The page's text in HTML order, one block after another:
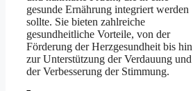
gesunde Ernährung integriert werden
sollte. Sie bieten zahlreiche
gesundheitliche Vorteile, von der
Förderung der Herzgesundheit bis hin
zur Unterstützung der Verdauung und
der Verbesserung der Stimmung.